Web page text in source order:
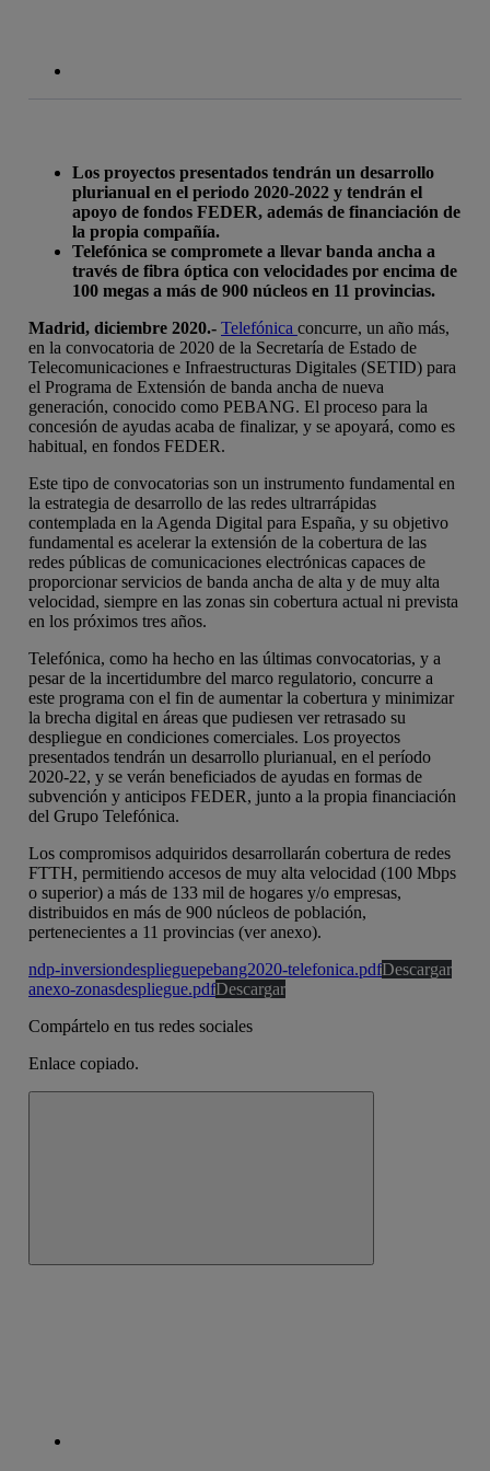
Los proyectos presentados tendrán un desarrollo
plurianual en el periodo 2020-2022 y tendrán el
apoyo de fondos FEDER, además de financiación de
la propia compañía.
Telefónica se compromete a llevar banda ancha a
través de fibra óptica con velocidades por encima de
100 megas a más de 900 núcleos en 11 provincias.
Madrid, diciembre 2020.- Telefónica concurre, un año más,
en la convocatoria de 2020 de la Secretaría de Estado de
Telecomunicaciones e Infraestructuras Digitales (SETID) para
el Programa de Extensión de banda ancha de nueva
generación, conocido como PEBANG. El proceso para la
concesión de ayudas acaba de finalizar, y se apoyará, como es
habitual, en fondos FEDER.
Este tipo de convocatorias son un instrumento fundamental en
la estrategia de desarrollo de las redes ultrarrápidas
contemplada en la Agenda Digital para España, y su objetivo
fundamental es acelerar la extensión de la cobertura de las
redes públicas de comunicaciones electrónicas capaces de
proporcionar servicios de banda ancha de alta y de muy alta
velocidad, siempre en las zonas sin cobertura actual ni prevista
en los próximos tres años.
Telefónica, como ha hecho en las últimas convocatorias, y a
pesar de la incertidumbre del marco regulatorio, concurre a
este programa con el fin de aumentar la cobertura y minimizar
la brecha digital en áreas que pudiesen ver retrasado su
despliegue en condiciones comerciales. Los proyectos
presentados tendrán un desarrollo plurianual, en el período
2020-22, y se verán beneficiados de ayudas en formas de
subvención y anticipos FEDER, junto a la propia financiación
del Grupo Telefónica.
Los compromisos adquiridos desarrollarán cobertura de redes
FTTH, permitiendo accesos de muy alta velocidad (100 Mbps
o superior) a más de 133 mil de hogares y/o empresas,
distribuidos en más de 900 núcleos de población,
pertenecientes a 11 provincias (ver anexo).
ndp-inversiondesplieguepebang2020-telefonica.pdfDescargar
anexo-zonasdespliegue.pdfDescargar
Compártelo en tus redes sociales
Enlace copiado.